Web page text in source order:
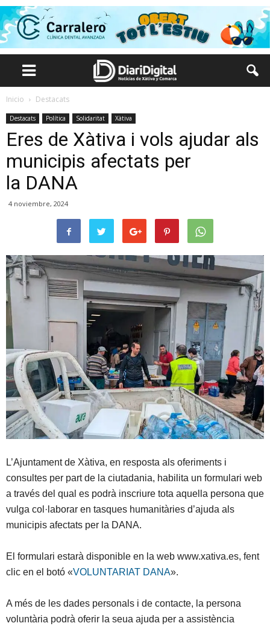
Inicio Destacats
Destacats Política Solidaritat Xàtiva
Eres de Xàtiva i vols ajudar als
municipis afectats per
la DANA
4 noviembre, 2024
L’Ajuntament de Xàtiva, en resposta als oferiments i
consultes per part de la ciutadania, habilita un formulari web
a través del qual es podrà inscriure tota aquella persona que
vulga col·laborar en tasques humanitàries d’ajuda als
municipis afectats per la DANA.
El formulari estarà disponible en la web www.xativa.es, fent
clic en el botó «VOLUNTARIAT DANA».
A més de les dades personals i de contacte, la persona
voluntària podrà oferir la seua ajuda per a assistència